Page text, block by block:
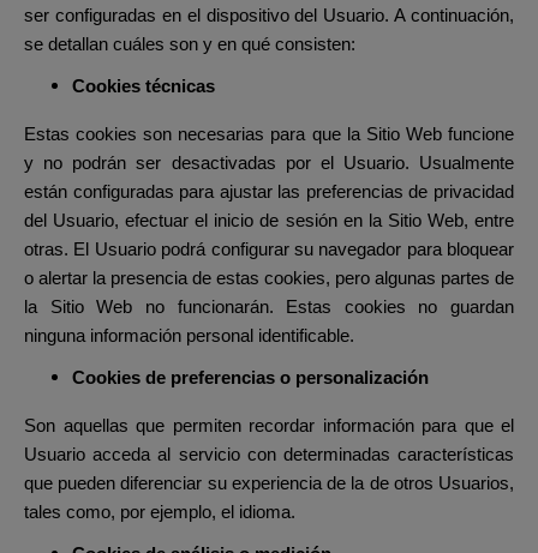
ser configuradas en el dispositivo del Usuario. A continuación,
se detallan cuáles son y en qué consisten:
Cookies técnicas
Estas cookies son necesarias para que la Sitio Web funcione
y no podrán ser desactivadas por el Usuario. Usualmente
están configuradas para ajustar las preferencias de privacidad
del Usuario, efectuar el inicio de sesión en la Sitio Web, entre
otras. El Usuario podrá configurar su navegador para bloquear
o alertar la presencia de estas cookies, pero algunas partes de
la Sitio Web no funcionarán. Estas cookies no guardan
ninguna información personal identificable.
Cookies de preferencias o personalización
Son aquellas que permiten recordar información para que el
Usuario acceda al servicio con determinadas características
que pueden diferenciar su experiencia de la de otros Usuarios,
tales como, por ejemplo, el idioma.